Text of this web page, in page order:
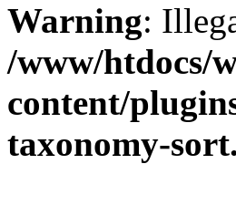
Warning:
/www/htdocs/
content/
taxonomy-